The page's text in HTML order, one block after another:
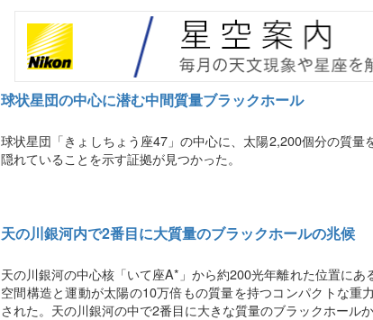
球状星団の中心に潜む中間質量ブラックホール
球状星団「きょしちょう座47」の中心に、太陽2,200個分の質量
隠れていることを示す証拠が見つかった。
天の川銀河内で2番目に大質量のブラックホールの兆候
天の川銀河の中心核「いて座A*」から約200光年離れた位置にあ
空間構造と運動が太陽の10万倍もの質量を持つコンパクトな重
された。天の川銀河の中で2番目に大きな質量のブラックホールか